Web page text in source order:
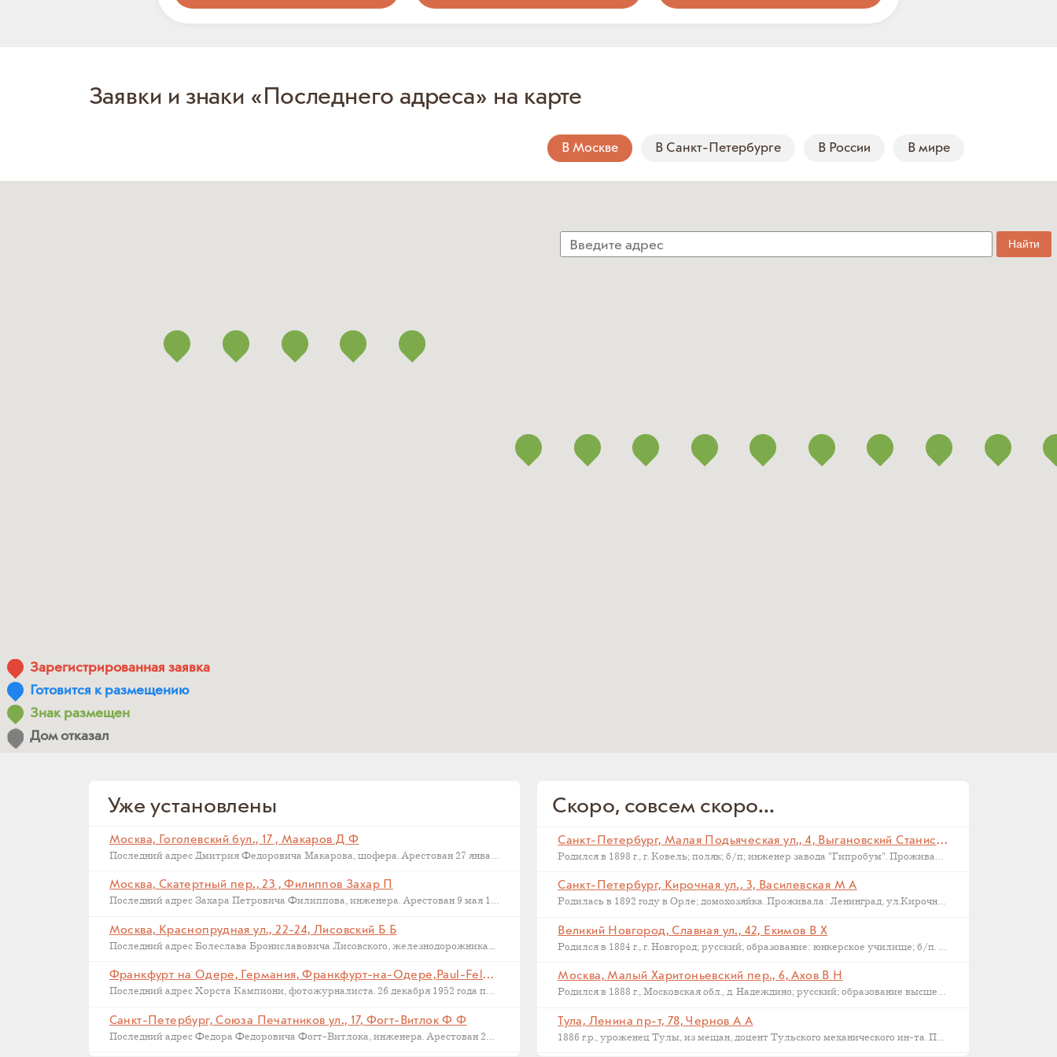
Заявки и знаки «Последнего адреса» на карте
В Москве В Санкт-Петербурге В России В мире
Зарегистрированная заявка
Готовится к размещению
Знак размещен
Дом отказал
Уже установлены
Москва, Гоголевский бул., 17 , Макаров Д Ф
Последний адрес Дмитрия Федоровича Макарова, шофера. Арестован 27 января 1937...
Москва, Скатертный пер., 23 , Филиппов Захар П
Последний адрес Захара Петровича Филиппова, инженера. Арестован 9 мая 1933...
Москва, Краснопрудная ул., 22-24, Лисовский Б Б
Последний адрес Болеслава Брониславовича Лисовского, железнодорожника....
Франкфурт на Одере, Германия, Франкфурт-на-Одере,Paul-Feldner-Straße, 13, Кампиони Х Г
Последний адрес Хорста Кампиони, фотожурналиста. 26 декабря 1952 года приговорен...
Санкт-Петербург, Союза Печатников ул., 17, Фогт-Витлок Ф Ф
Последний адрес Федора Федоровича Фогт-Витлока, инженера. Арестован 27 июня...
Скоро, совсем скоро...
Санкт-Петербург, Малая Подьяческая ул., 4, Выгановский Станислав С (
Родился в 1898 г., г. Ковель; поляк; б/п; инженер завода "Гипробум". Проживал: Ленинград, Малая Подьяческая ул., д.4, кв.18. Арестован 16 сентября 1937 г. Приговорен: Комиссия НКВД и прокуратуры СССР 23 сентября 1937 г., обв.: 58-6-9-11 УК РСФСР. Расстрелян 28 сентября 1937 г. Реабилитирован 16.09.1957.
Санкт-Петербург, Кирочная ул., 3, Василевская М А
Родилась в 1892 году в Орле; домохозяйка. Проживала: Ленинград, ул.Кирочная, д.3, кв.2. Арестована: сентябрь-ноябрь 1937 года. Была сослана в Казахстан как ЧСИР. Умерла в 1944-45 г, село Манкент, Южный Казахстан.
Великий Новгород, Славная ул., 42, Екимов В Х
Родился в 1884 г., г. Новгород; русский; образование: юнкерское училище; б/п. Счетовод леспромхоза. Проживал: г. Новгород. Арестован 18 марта 1931 г. Приговорен: 23 апреля 1931 г. Приговор: Дело прекращено, освобожден. Бухгалтер артели "Сапожник". Арестован 2 апреля 1938 г. Приговор: ВМН.
Москва, Малый Харитоньевский пер., 6, Ахов В Н
Родился в 1888 г., Московская обл., д. Надеждино; русский; образование высшее; член ВКП(б); преподаватель Военной Академии РККА. Проживал: Москва, ул. М. Харитоньевская, 6-4. Арестован 31 декабря 1932 г. Приговорен: Коллегией ОГПУ 17 февраля 1933 г., обв.: террористической деятельности, к.-р. агитации и пропаганде. Расстрелян 21 марта 1933 г. Место захоронения – Москва, Ваганьковское кладбище. Реабилитирован 6 марта 1958 г.
Тула, Ленина пр-т, 78, Чернов А А
1886 г.р., уроженец Тулы, из мещан, доцент Тульского механического ин-та. Проживал: Тула, ул. Коммунаров 122, кв. 17. Арестован 24 января 1938 г. Обвинение: участник контрреволюционной эсеровской организации г. Тулы. Дата смерти – 9 октября 1938 года. Реабилитирован в 1955 году.